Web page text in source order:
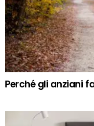
Perché gli anziani